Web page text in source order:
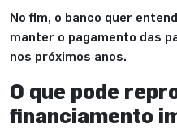
No fim, o banco quer
manter o pagamento das
nos próximos anos.
O que pode
financiamento